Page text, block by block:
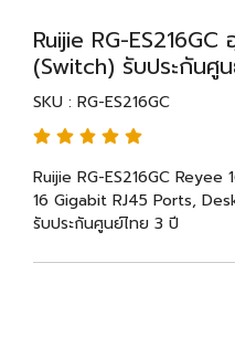
Ruijie RG-
(Switch) รับประกันศู
SKU : RG-ES216GC
Ruijie RG-ES216GC
16 Gigabit RJ45 Ports,
รับประกันศูนย์ไทย 3 ปี